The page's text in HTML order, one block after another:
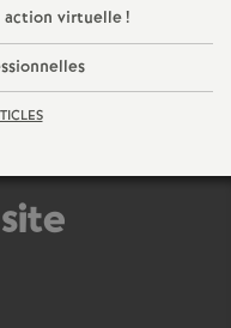
O
r
l
action virtuelle!